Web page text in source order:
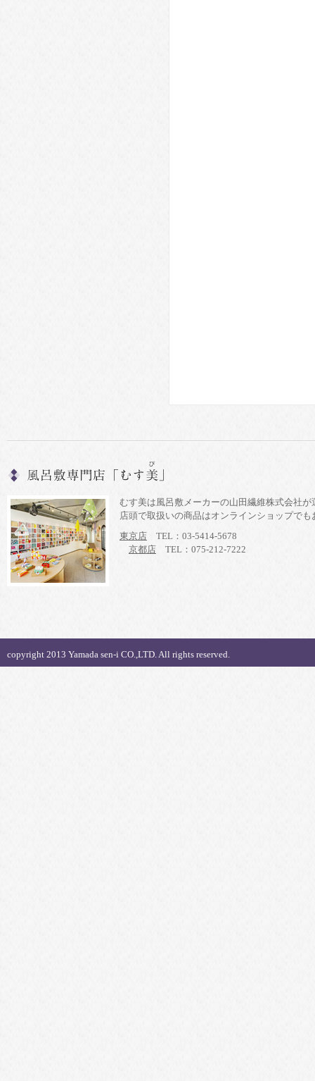
むす美は風呂敷メーカーの山田繊維株式会社
店頭で取扱いの商品はオンラインショップで
東京店 TEL：03-5414-5678
京都店 TEL：075-212-7222
copyright 2013 Yamada sen-i CO.,LTD. All rights reserved.